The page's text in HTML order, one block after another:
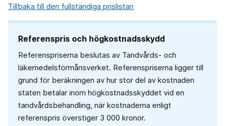
Tillbaka till den fullständiga prislistan
Referenspris och högkostnadsskydd
Referenspriserna beslutas av Tandvårds- och
läkemedelsförmånsverket. Referenspriserna ligger till
grund för beräkningen av hur stor del av kostnaden
staten betalar inom högkostnadsskyddet vid en
tandvårdsbehandling, när kostnaderna enligt
referenspris överstiger 3 000 kronor.